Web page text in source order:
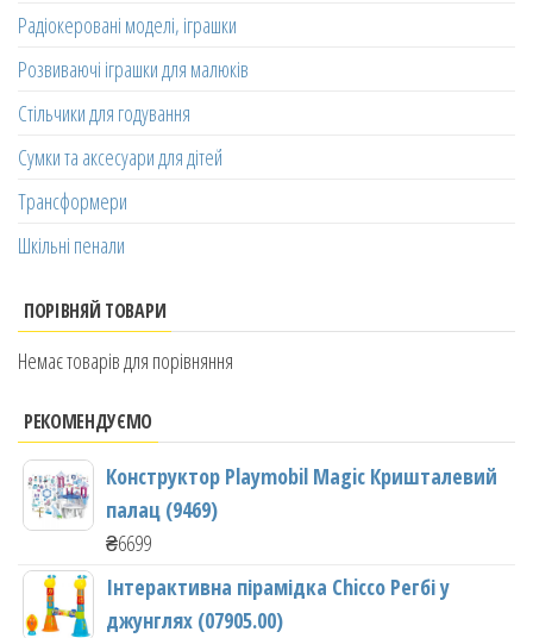
Радіокеровані моделі, іграшки
Розвиваючі іграшки для малюків
Стільчики для годування
Сумки та аксесуари для дітей
Трансформери
Шкільні пенали
ПОРІВНЯЙ ТОВАРИ
Немає товарів для порівняння
РЕКОМЕНДУЄМО
Конструктор Playmobil Magic Кришталевий
палац (9469)
₴6699
Інтерактивна пірамідка Chicco Регбі у
джунглях (07905.00)